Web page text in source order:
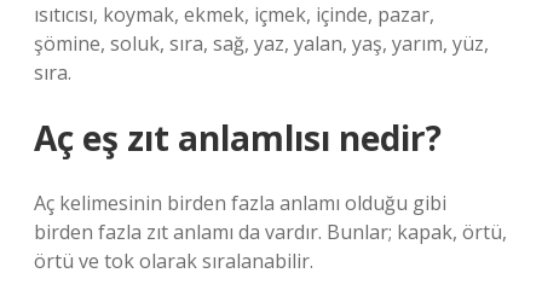
ısıtıcısı, koymak, ekmek, içmek, içinde, pazar,
şömine, soluk, sıra, sağ, yaz, yalan, yaş, yarım, yüz,
sıra.
Aç eş zıt anlamlısı nedir?
Aç kelimesinin birden fazla anlamı olduğu gibi
birden fazla zıt anlamı da vardır. Bunlar; kapak, örtü,
örtü ve tok olarak sıralanabilir.